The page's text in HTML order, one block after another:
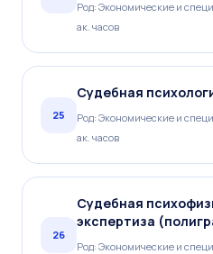
Род: Экономические и
ак. часов
25
Судебная
Род: Экономические и
ак. часов
26
Судебная
экспертиза
Род: Экономические и